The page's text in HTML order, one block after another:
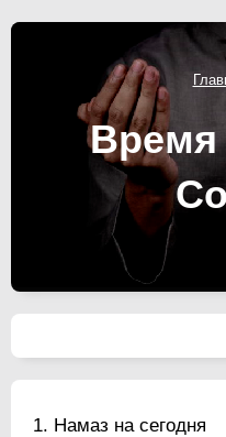
Время
Намаз на сегодня